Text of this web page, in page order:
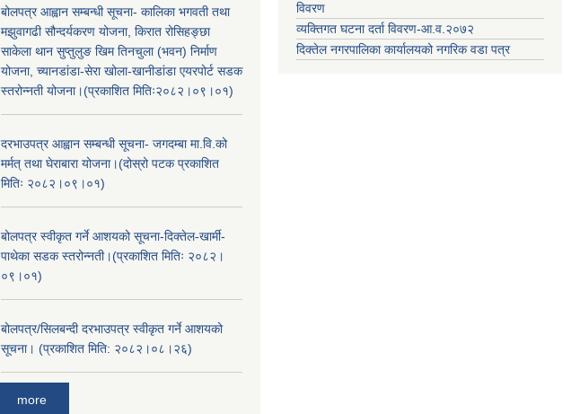
बोलपत्र आह्वान सम्बन्धी सूचना- कालिका भगवती तथा
मझुवागढी सौन्दर्यकरण योजना, किरात रोसिहङ्छा
साकेला थान सुप्तुलुङ खिम तिनचुला (भवन) निर्माण
योजना, च्यानडांडा-सेरा खोला-खानीडांडा एयरपोर्ट सडक
स्तरोन्नती योजना।(प्रकाशित मितिः२०८२।०९।०१)
दरभाउपत्र आह्वान सम्बन्धी सूचना- जगदम्बा मा.वि.को
मर्मत् तथा घेराबारा योजना।(दोस्रो पटक प्रकाशित
मितिः २०८२।०९।०१)
बोलपत्र स्वीकृत गर्ने आशयको सूचना-दिक्तेल-खार्मी-
पाथेका सडक स्तरोन्नती।(प्रकाशित मितिः २०८२।
०९।०१)
बोलपत्र/सिलबन्दी दरभाउपत्र स्वीकृत गर्ने आशयको
सूचना। (प्रकाशित मिति: २०८२।०८।२६)
more
विवरण
व्यक्तिगत घटना दर्ता विवरण-आ.व.२०७२
दिक्तेल नगरपालिका कार्यालयको नगरिक वडा पत्र